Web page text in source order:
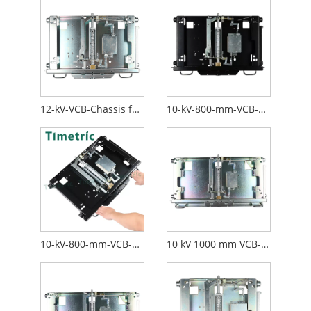
12-kV-VCB-Chassis für den Innenbereich 10-kV-800-mm-VCB-Chassis für den Innenbereich
10-kV-800-mm-VCB-Mittelgehäuse für den Innenbereich 10 kV 1000 mm VCB-Chassis für den Innenbereich